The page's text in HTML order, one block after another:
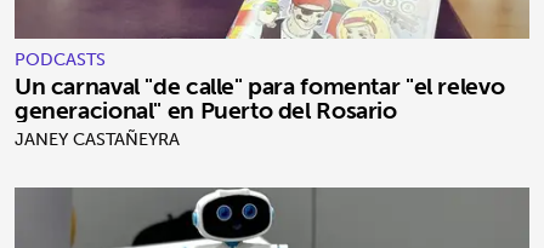
PODCASTS
Un carnaval "de calle" para fomentar "el relevo
generacional" en Puerto del Rosario
JANEY CASTAÑEYRA